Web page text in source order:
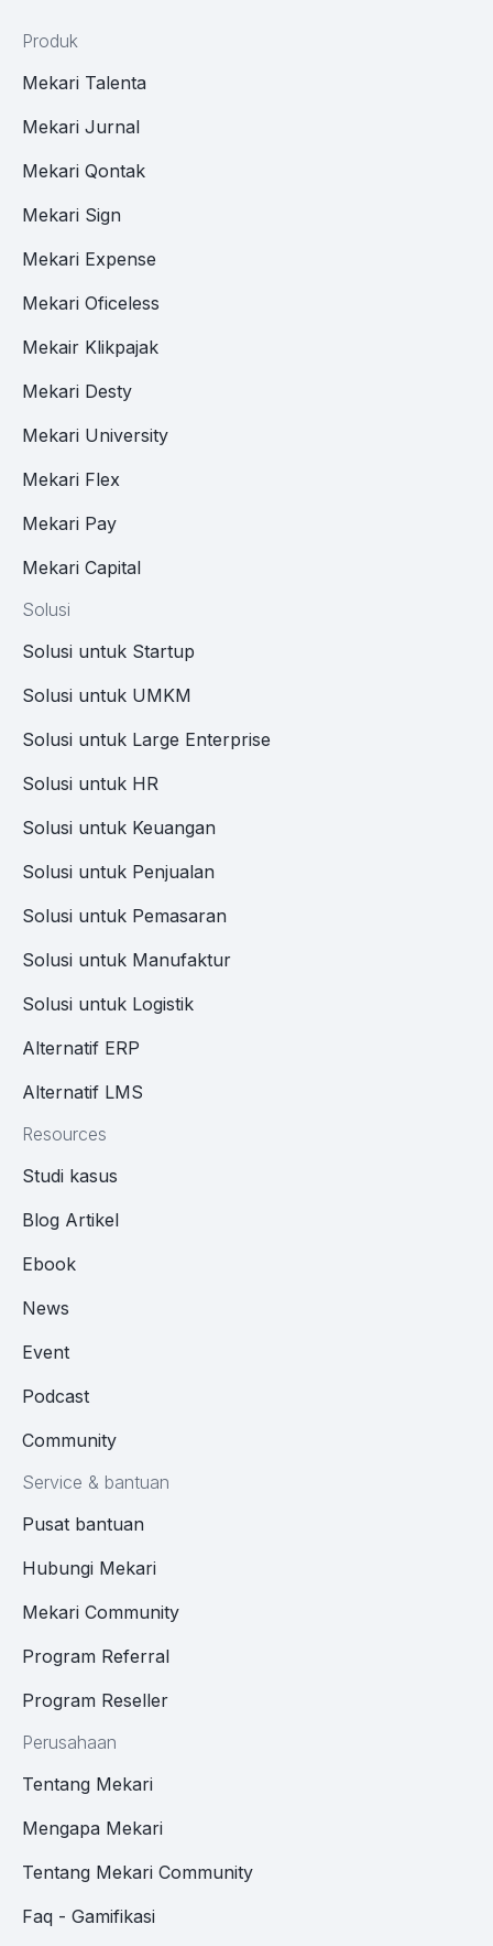
Produk
Mekari Talenta
Mekari Jurnal
Mekari Qontak
Mekari Sign
Mekari Expense
Mekari Oficeless
Mekair Klikpajak
Mekari Desty
Mekari University
Mekari Flex
Mekari Pay
Mekari Capital
Solusi
Solusi untuk Startup
Solusi untuk UMKM
Solusi untuk Large Enterprise
Solusi untuk HR
Solusi untuk Keuangan
Solusi untuk Penjualan
Solusi untuk Pemasaran
Solusi untuk Manufaktur
Solusi untuk Logistik
Alternatif ERP
Alternatif LMS
Resources
Studi kasus
Blog Artikel
Ebook
News
Event
Podcast
Community
Service & bantuan
Pusat bantuan
Hubungi Mekari
Mekari Community
Program Referral
Program Reseller
Perusahaan
Tentang Mekari
Mengapa Mekari
Tentang Mekari Community
Faq - Gamifikasi